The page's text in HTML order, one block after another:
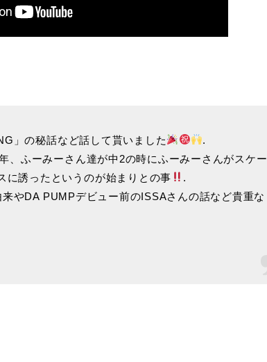
」の秘話など話して貰いました
.
、ふーみーさん達が中2の時にふーみーさんがスケー
に誘ったというのが始まりとの事
.
やDA PUMPデビュー前のISSAさんの話など貴重な